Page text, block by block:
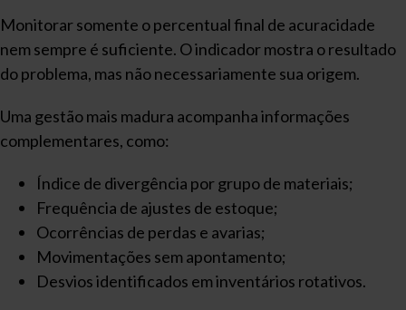
Monitorar somente o percentual final de acuracidade
nem sempre é suficiente. O indicador mostra o resultado
do problema, mas não necessariamente sua origem.
Uma gestão mais madura acompanha informações
complementares, como:
Índice de divergência por grupo de materiais;
Frequência de ajustes de estoque;
Ocorrências de perdas e avarias;
Movimentações sem apontamento;
Desvios identificados em inventários rotativos.